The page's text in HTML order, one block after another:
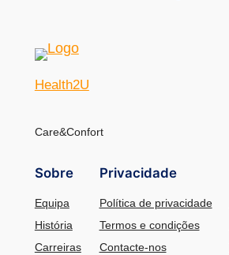
Health2U
Care&Confort
Sobre
Equipa
História
Carreiras
Privacidade
Política de privacidade
Termos e condições
Contacte-nos